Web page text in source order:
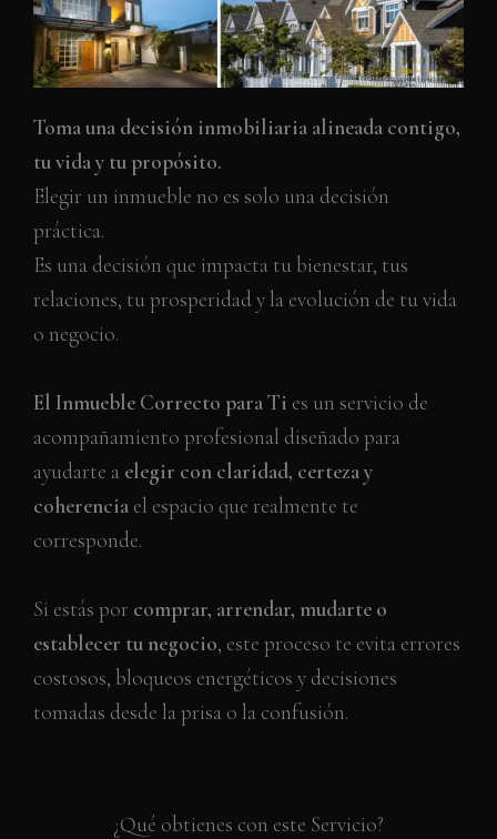
Toma una decisión inmobiliaria alineada contigo,
tu vida y tu propósito.
Elegir un inmueble no es solo una decisión
práctica.
Es una decisión que impacta tu bienestar, tus
relaciones, tu prosperidad y la evolución de tu vida
o negocio.
El Inmueble Correcto para Ti es un servicio de
acompañamiento profesional diseñado para
ayudarte a elegir con claridad, certeza y
coherencia el espacio que realmente te
corresponde.
Si estás por comprar, arrendar, mudarte o
establecer tu negocio, este proceso te evita errores
costosos, bloqueos energéticos y decisiones
tomadas desde la prisa o la confusión.
¿Qué obtienes con este Servicio?